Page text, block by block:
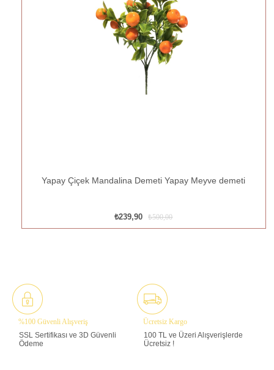
Yapay Çiçek Mandalina Demeti Yapay Meyve demeti
₺239,90 ₺500,00
%100 Güvenli Alışveriş
SSL Sertifikası ve 3D Güvenli
Ödeme
Ücretsiz Kargo
100 TL ve Üzeri Alışverişlerde
Ücretsiz !